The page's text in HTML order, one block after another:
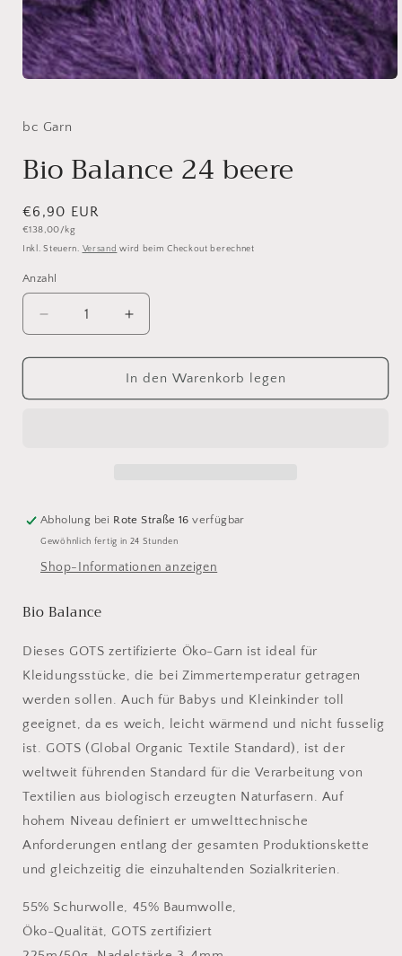
Modal
bc Garn
Bio Balance 24 beere
Normaler
Preis
€6,90 EUR
Grundpreis
€138,00/kg
Inkl. Steuern. Versand wird beim Checkout berechnet
Anzahl
Anzahl
Verringere
die
Menge
Bio
Erhöhe
die
Menge
für
Bio
In den Warenkorb legen
Abholung bei Rote Straße 16 verfügbar
Gewöhnlich fertig in 24 Stunden
Shop-Informationen anzeigen
Bio Balance
Dieses GOTS zertifizierte Öko-Garn ist ideal für
Kleidungsstücke, die bei Zimmertemperatur getragen
werden sollen. Auch für Babys und Kleinkinder toll
geeignet, da es weich, leicht wärmend und nicht fusselig
ist. GOTS (Global Organic Textile Standard), ist der
weltweit führenden Standard für die Verarbeitung von
Textilien aus biologisch erzeugten Naturfasern. Auf
hohem Niveau definiert er umwelttechnische
Anforderungen entlang der gesamten Produktionskette
und gleichzeitig die einzuhaltenden Sozialkriterien.
55% Schurwolle, 45% Baumwolle,
Öko-Qualität, GOTS zertifiziert